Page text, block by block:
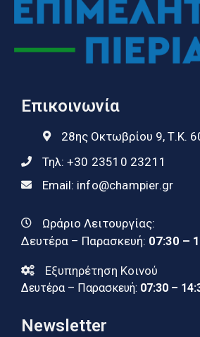
Επικοινωνία
28ης Οκτωβρίου 9, Τ.Κ.
Τηλ: +30 23510 23211
Email: info@champier.gr
Ωράριο Λειτουργίας:
Δευτέρα – Παρασκευή: 07:30 –
Εξυπηρέτηση Κοινού
Δευτέρα – Παρασκευή: 07:30 –
Newsletter